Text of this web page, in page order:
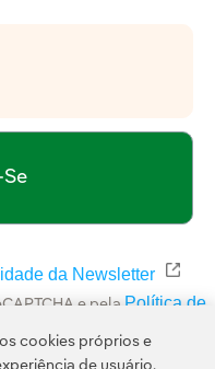
Se
da Newsletter Link
e pela Política de
cookies próprios e
de usuário.